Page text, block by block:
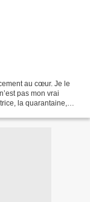
au cœur. Je le
pas mon vrai
la quarantaine,